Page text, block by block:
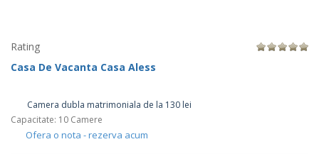
Rating
Casa De Vacanta Casa Aless
Camera dubla matrimoniala de la 130 lei
Capacitate: 10 Camere
Ofera o nota - rezerva acum